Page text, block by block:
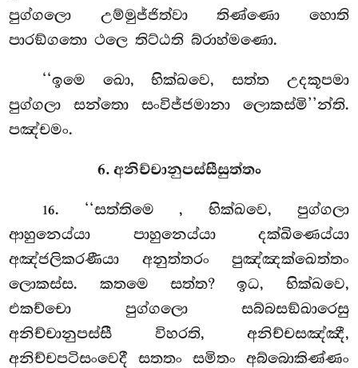
පුග්ගලො උම්මුජ්ජිත්වා තිණ්ණො හොති
පාරඞ්ගතො ථලෙ තිට්ඨති බ්රාහ්මණො.
‘‘ඉමෙ ඛො, භික්ඛවෙ, සත්ත උදකූපමා
පුග්ගලා සන්තො සංවිජ්ජමානා ලොකස්මි’’න්ති.
පඤ්චමං.
6. අනිච්චානුපස්සීසුත්තං
16. ‘‘සත්තිමෙ, භික්ඛවෙ, පුග්ගලා
ආහුනෙය්යා පාහුනෙය්යා දක්ඛිණෙය්යා
අඤ්ජලිකරණීයා අනුත්තරං පුඤ්ඤක්ඛෙත්තං
ලොකස්ස. කතමෙ සත්ත? ඉධ, භික්ඛවෙ,
එකච්චො පුග්ගලො සබ්බසඞ්ඛාරෙසු
අනිච්චානුපස්සී විහරති, අනිච්චසඤ්ඤී,
අනිච්චපටිසංවෙදී සතතං සමිතං අබ්බොකිණ්ණං